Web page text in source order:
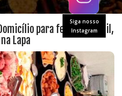
Siga nosso
Instagram
para festa, infantil,
Lapa